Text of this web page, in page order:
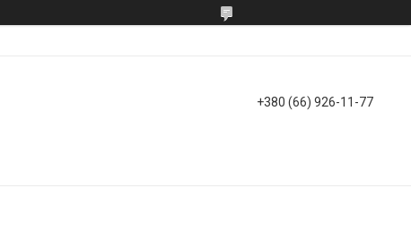
+380 (66) 926-11-77